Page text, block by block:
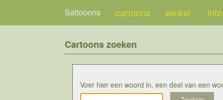
Saltooons cartoons winkel info
Cartoons zoeken
Voer hier een woord in, een deel van een